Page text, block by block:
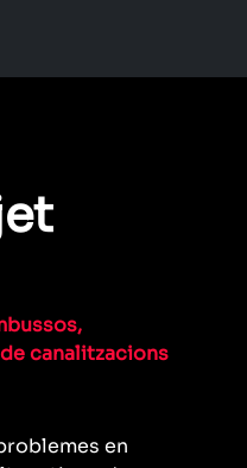
canalitzacions
en